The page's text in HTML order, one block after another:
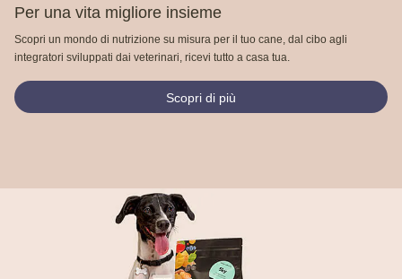
Per una vita migliore insieme
Scopri un mondo di nutrizione su misura per il tuo cane, dal cibo agli
integratori sviluppati dai veterinari, ricevi tutto a casa tua.
Scopri di più